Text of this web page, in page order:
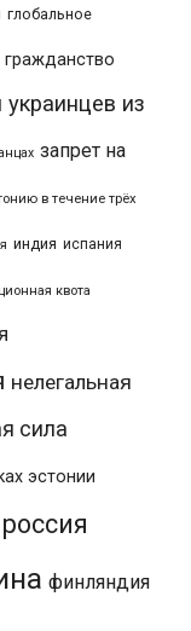
глобальное
гражданство
из
запрет на
в течение трёх
индия испания
квота
нелегальная
сила
эстонии
россия
финляндия